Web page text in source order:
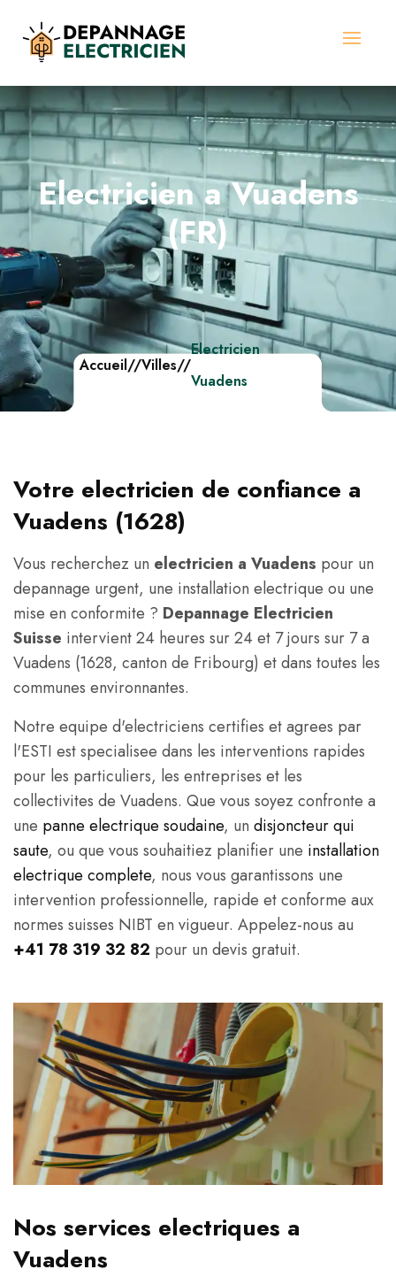
Electricien a Vuadens
(FR)
Accueil//Villes//
Electricien
Vuadens
Votre electricien de confiance a
Vuadens (1628)
Vous recherchez un electricien a Vuadens pour un
depannage urgent, une installation electrique ou une
mise en conformite ? Depannage Electricien
Suisse intervient 24 heures sur 24 et 7 jours sur 7 a
Vuadens (1628, canton de Fribourg) et dans toutes les
communes environnantes.
Notre equipe d'electriciens certifies et agrees par
l'ESTI est specialisee dans les interventions rapides
pour les particuliers, les entreprises et les
collectivites de Vuadens. Que vous soyez confronte a
une panne electrique soudaine, un disjoncteur qui
saute, ou que vous souhaitiez planifier une installation
electrique complete, nous vous garantissons une
intervention professionnelle, rapide et conforme aux
normes suisses NIBT en vigueur. Appelez-nous au
+41 78 319 32 82 pour un devis gratuit.
Nos services electriques a
Vuadens